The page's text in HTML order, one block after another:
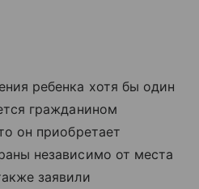
ребенка хотя бы один
гражданином
он приобретает
независимо от места
заявили